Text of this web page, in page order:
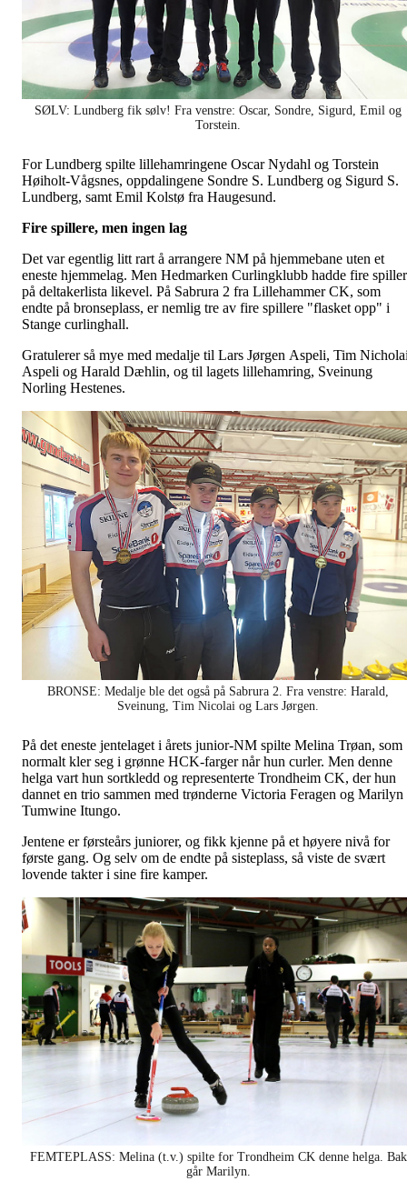
SØLV: Lundberg fik sølv! Fra venstre: Oscar, Sondre, Sigurd, Emil og
Torstein.
For Lundberg spilte lillehamringene Oscar Nydahl og Torstein
Høiholt-Vågsnes, oppdalingene Sondre S. Lundberg og Sigurd S.
Lundberg, samt Emil Kolstø fra Haugesund.
Fire spillere, men ingen lag
Det var egentlig litt rart å arrangere NM på hjemmebane uten et
eneste hjemmelag. Men Hedmarken Curlingklubb hadde fire
på deltakerlista likevel. På Sabrura 2 fra Lillehammer CK, som
endte på bronseplass, er nemlig tre av fire spillere "flasket opp" i
Stange curlinghall.
Gratulerer så mye med medalje til Lars Jørgen Aspeli, Tim
Aspeli og Harald Dæhlin, og til lagets lillehamring, Sveinung
Norling Hestenes.
BRONSE: Medalje ble det også på Sabrura 2. Fra venstre: Harald,
Sveinung, Tim Nicolai og Lars Jørgen.
På det eneste jentelaget i årets junior-NM spilte Melina Trøan, som
normalt kler seg i grønne HCK-farger når hun curler. Men denne
helga vart hun sortkledd og representerte Trondheim CK, der hun
dannet en trio sammen med trønderne Victoria Feragen og Marilyn
Tumwine Itungo.
Jentene er førsteårs juniorer, og fikk kjenne på et høyere nivå for
første gang. Og selv om de endte på sisteplass, så viste de svært
lovende takter i sine fire kamper.
FEMTEPLASS: Melina (t.v.) spilte for Trondheim CK denne helga. Bak
går Marilyn.